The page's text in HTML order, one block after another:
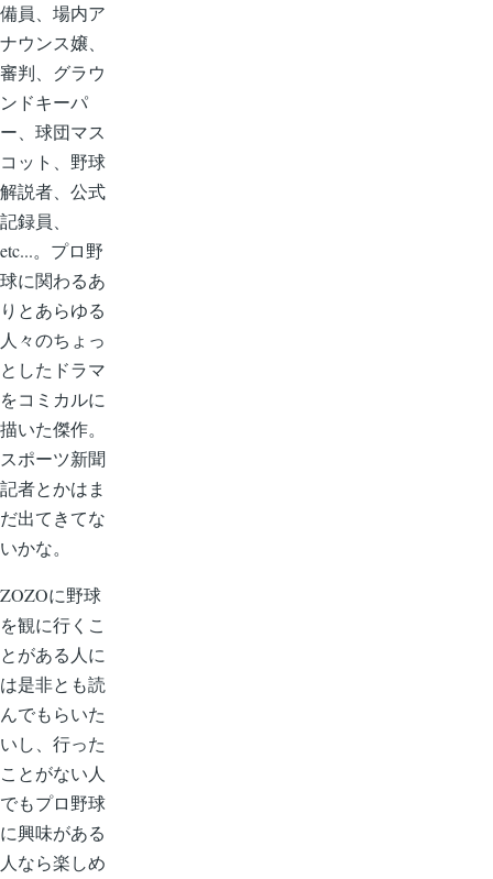
備員、場内ア
ナウンス嬢、
審判、グラウ
ンドキーパ
ー、球団マス
コット、野球
解説者、公式
記録員、
etc...。プロ野
球に関わるあ
りとあらゆる
人々のちょっ
としたドラマ
をコミカルに
描いた傑作。
スポーツ新聞
記者とかはま
だ出てきてな
いかな。
ZOZOに野球
を観に行くこ
とがある人に
は是非とも読
んでもらいた
いし、行った
ことがない人
でもプロ野球
に興味がある
人なら楽しめ